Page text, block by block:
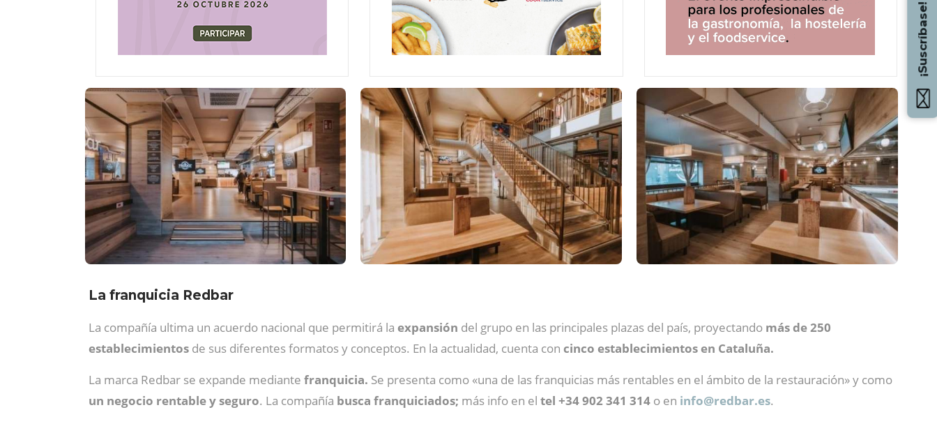
La franquicia Redbar
La compañía ultima un acuerdo nacional que permitirá la expansión del grupo en las principales plazas del país, proyectando más de 250
establecimientos de sus diferentes formatos y conceptos. En la actualidad, cuenta con cinco establecimientos en Cataluña.
La marca Redbar se expande mediante franquicia. Se presenta como «una de las franquicias más rentables en el ámbito de la restauración» y como
un negocio rentable y seguro. La compañía busca franquiciados; más info en el tel +34 902 341 314 o en info@redbar.es.
¡Suscríbase!